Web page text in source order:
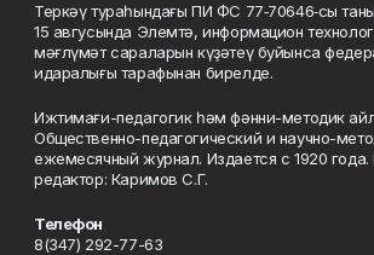
Теркәү тураһындағы ПИ ФС 77‑70646‑сы
15 авгусында Элемтә, информацион
мәғлүмәт сараларын күҙәтеү буйынса
идаралығы тарафынан бирелде.
Ижтимағи-педагогик һәм фәнни-методик
Общественно-педагогический и научно-
ежемесячный журнал. Издается с 1920 года.
редактор: Каримов С.Г.
Телефон
8(347) 292-77-63